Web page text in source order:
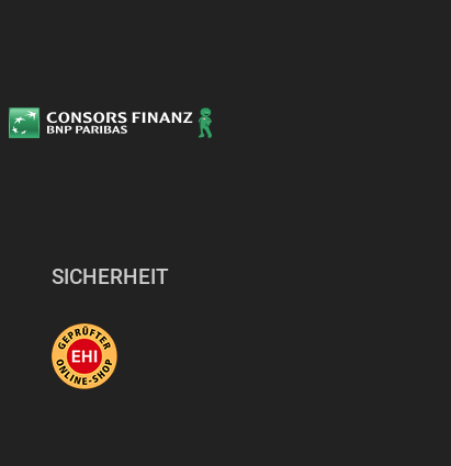
SICHERHEIT